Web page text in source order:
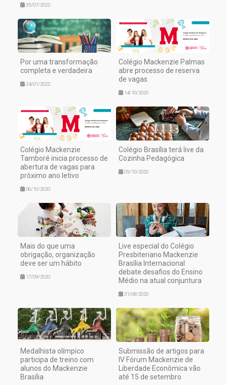
25/07/2022
Por uma transformação
completa e verdadeira
24/01/2022
Colégio Mackenzie Palmas
abre processo de reserva
de vagas
14/10/2020
Colégio Mackenzie
Tamboré inicia processo de
abertura de vagas para
próximo ano letivo
06/10/2020
Colégio Brasília terá live da
Cozinha Pedagógica
05/10/2020
Mais do que uma
obrigação, organização
deve ser um hábito
17/09/2020
Live especial do Colégio
Presbiteriano Mackenzie
Brasília Internacional
debate desafios do Ensino
Médio na atual conjuntura
31/08/2020
Medalhista olímpico
participa de treino com
alunos do Mackenzie
Brasília
Submissão de artigos para
IV Fórum Mackenzie de
Liberdade Econômica vão
até 15 de setembro